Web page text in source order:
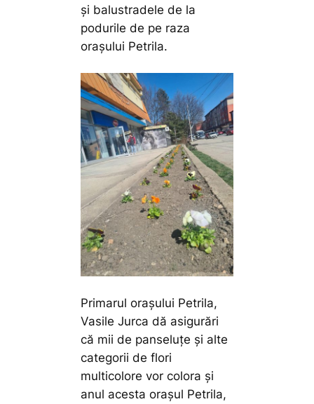
și balustradele de la
podurile de pe raza
orașului Petrila.
Primarul orașului Petrila,
Vasile Jurca dă asigurări
că mii de panseluțe și alte
categorii de flori
multicolore vor colora și
anul acesta orașul Petrila,